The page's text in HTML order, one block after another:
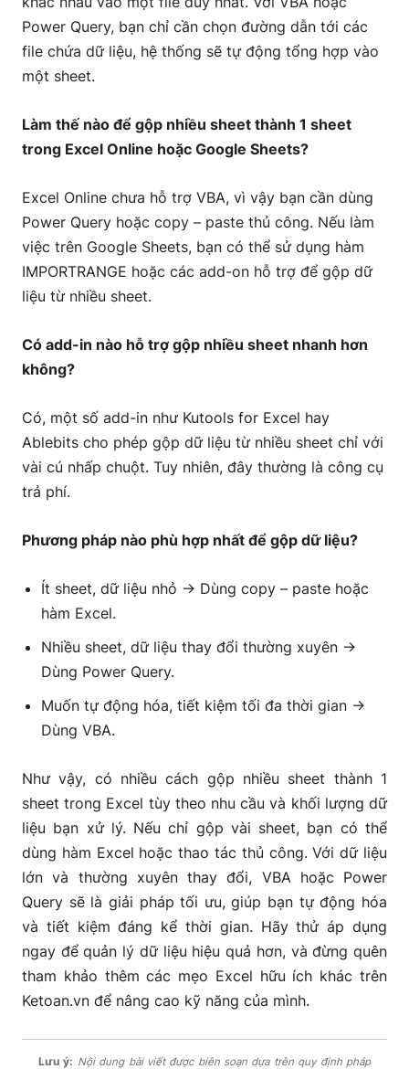
Power Query, bạn chỉ cần chọn đường dẫn tới các
file chứa dữ liệu, hệ thống sẽ tự động tổng hợp vào
một sheet.
Làm thế nào để gộp nhiều sheet thành 1 sheet
trong Excel Online hoặc Google Sheets?
Excel Online chưa hỗ trợ VBA, vì vậy bạn cần dùng
Power Query hoặc copy – paste thủ công. Nếu làm
việc trên Google Sheets, bạn có thể sử dụng hàm
IMPORTRANGE hoặc các add-on hỗ trợ để gộp dữ
liệu từ nhiều sheet.
Có add-in nào hỗ trợ gộp nhiều sheet nhanh hơn
không?
Có, một số add-in như Kutools for Excel hay
Ablebits cho phép gộp dữ liệu từ nhiều sheet chỉ với
vài cú nhấp chuột. Tuy nhiên, đây thường là công cụ
trả phí.
Phương pháp nào phù hợp nhất để gộp dữ liệu?
Ít sheet, dữ liệu nhỏ → Dùng copy – paste hoặc
hàm Excel.
Nhiều sheet, dữ liệu thay đổi thường xuyên →
Dùng Power Query.
Muốn tự động hóa, tiết kiệm tối đa thời gian →
Dùng VBA.
Như vậy, có nhiềucách gộp nhiều sheet thành 1
sheet trong Excel tùy theo nhu cầu và khối lượng dữ
liệu bạn xử lý. Nếu chỉ gộp vài sheet, bạn có thể
dùng hàm Excel hoặc thao tác thủ công. Với dữ liệu
lớn và thường xuyên thay đổi, VBA hoặc Power
Query sẽ là giải pháp tối ưu, giúp bạn tự động hóa
và tiết kiệm đáng kể thời gian. Hãy thử áp dụng
ngay để quản lý dữ liệu hiệu quả hơn, và đừng quên
tham khảo thêm các mẹo Excel hữu ích khác trên
Ketoan.vn để nâng cao kỹ năng của mình.
Lưu ý: Nội dung bài viết được biên soạn dựa trên quy định pháp